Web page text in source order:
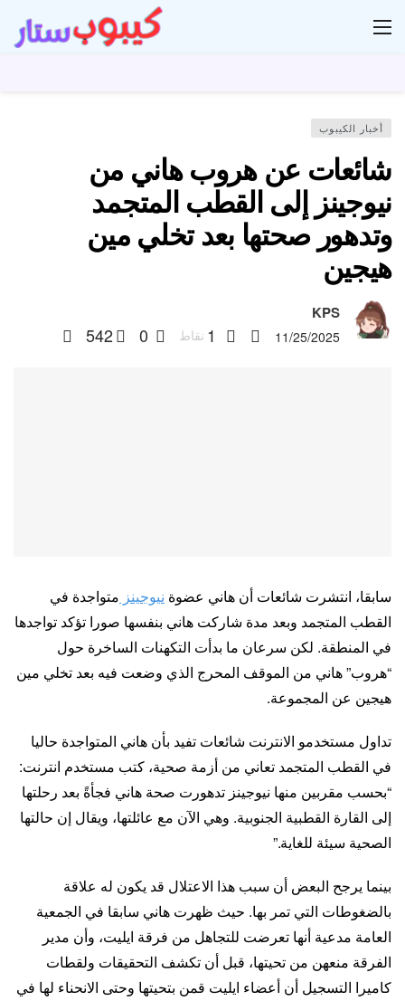
أخبار الكيبوب
شائعات عن هروب هاني من
نيوجينز إلى القطب المتجمد
وتدهور صحتها بعد تخلي مين
هيجين
KPS
11/25/2025
1 نقاط 0
542
سابقا، انتشرت شائعات أن هاني عضوة نيوجينز متواجدة في
القطب المتجمد وبعد مدة شاركت هاني بنفسها صورا تؤكد تواجدها
في المنطقة. لكن سرعان ما بدأت التكهنات الساخرة حول
“هروب” هاني من الموقف المحرج الذي وضعت فيه بعد تخلي مين
هيجين عن المجموعة.
تداول مستخدمو الانترنت شائعات تفيد بأن هاني المتواجدة حاليا
في القطب المتجمد تعاني من أزمة صحية، كتب مستخدم انترنت:
“بحسب مقربين منها نيوجينز تدهورت صحة هاني فجأةً بعد رحلتها
إلى القارة القطبية الجنوبية. وهي الآن مع عائلتها، ويقال إن حالتها
الصحية سيئة للغاية.”
بينما يرجح البعض أن سبب هذا الاعتلال قد يكون له علاقة
بالضغوطات التي تمر بها. حيث ظهرت هاني سابقا في الجمعية
العامة مدعية أنها تعرضت للتجاهل من فرقة ايليت، وأن مدير
الفرقة منعهن من تحيتها، قبل أن تكشف التحقيقات ولقطات
كاميرا التسجيل أن أعضاء ايليت قمن بتحيتها وحتى الانحناء لها في